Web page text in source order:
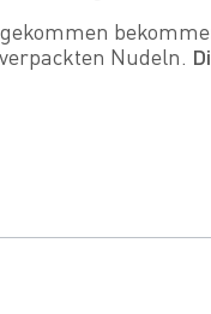
Nudeln.